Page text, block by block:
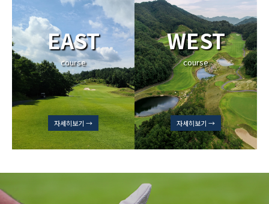
EAST
course
자세히보기 →
WEST
course
자세히보기 →